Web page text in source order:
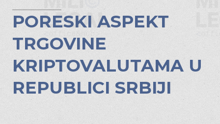
PORESKI ASPEKT
TRGOVINE
KRIPTOVALUTAMA U
REPUBLICI SRBIJI